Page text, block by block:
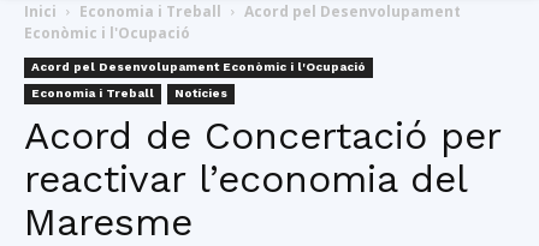
Comarcal
del
Inici Economia i Treball
Acord pel Desenvolupament
Econòmic i l'Ocupació
Acord pel Desenvolupament Econòmic i l'Ocupació
Economia i Treball
Notícies
Acord de Concertació per
reactivar l’economia del
Maresme